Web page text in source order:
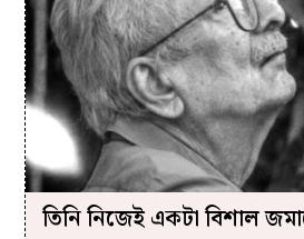
তিনি নিজেই একটা বিশাল